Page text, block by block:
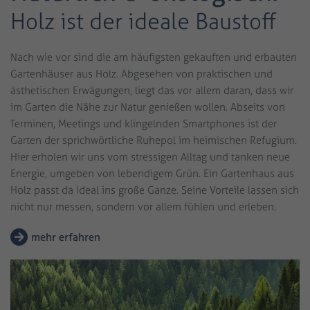
Holz ist der ideale Baustoff
Nach wie vor sind die am häufigsten gekauften und erbauten
Gartenhäuser aus Holz. Abgesehen von praktischen und
ästhetischen Erwägungen, liegt das vor allem daran, dass wir
im Garten die Nähe zur Natur genießen wollen. Abseits von
Terminen, Meetings und klingelnden Smartphones ist der
Garten der sprichwörtliche Ruhepol im heimischen Refugium.
Hier erholen wir uns vom stressigen Alltag und tanken neue
Energie, umgeben von lebendigem Grün. Ein Gartenhaus aus
Holz passt da ideal ins große Ganze. Seine Vorteile lassen sich
nicht nur messen, sondern vor allem fühlen und erleben.
mehr erfahren